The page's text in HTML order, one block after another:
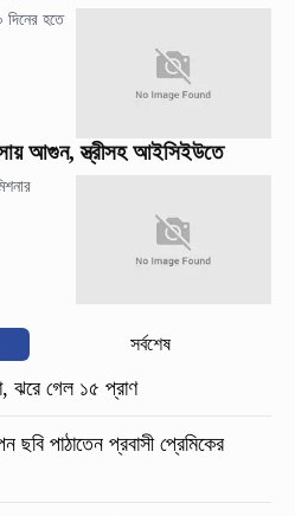
দিনের হতে
আগুন, স্ত্রীসহ আইসিইউতে
সর্বশেষ
ঝরে গেল ১৫ প্রাণ
ছবি পাঠাতেন প্রবাসী প্রেমিকের